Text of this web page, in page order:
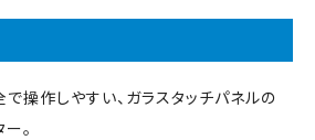
操作しやすい、ガラスタッチパネルの
。